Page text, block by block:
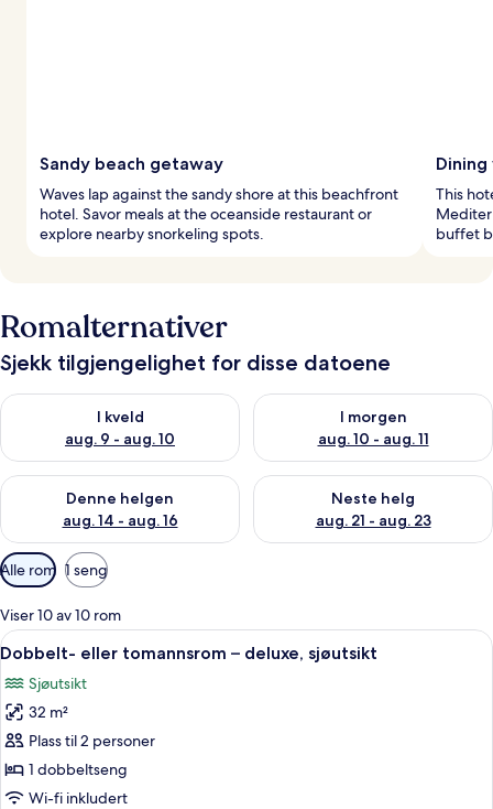
Sandy beach getaway
Waves lap against the sandy shore at this beachfront
hotel. Savor meals at the oceanside restaurant or
explore nearby snorkeling spots.
This
buffet
Romalternativer
Sjekk tilgjengelighet for disse datoene
I kveld
aug. 9 - aug. 10
Sjekk tilgjengelighet for i kveld, aug. 9 - aug. 10
I morgen
aug. 10 - aug. 11
Sjekk tilgjengelighet for i
Denne helgen
aug. 14 - aug. 16
Sjekk tilgjengelighet for denne helgen, aug. 14 - aug. 16
Neste helg
aug. 21 - aug. 23
Sjekk tilgjengelighet for
Tilgjengelige
filtre
for
rom
Alle rom 1 seng
Viser 10 av 10 rom
Åpne
alle
bildene
av
Dobbelt-
eller
tomannsrom
Sengetøy i egyptisk bomull,
5
Dobbelt- eller tomannsrom – deluxe, sjøutsikt
Sjøutsikt
32 m²
Plass til 2 personer
1 dobbeltseng
Wi-fi inkludert